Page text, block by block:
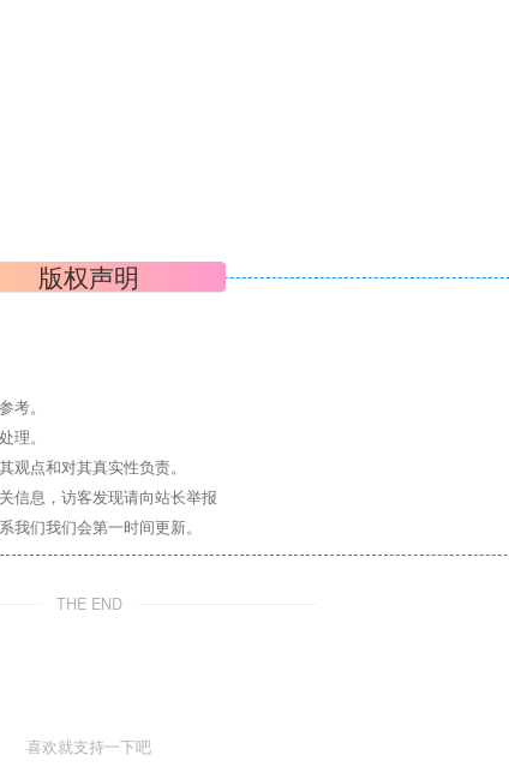
版权声明
考。
理。
点和对其真实性负责。
信息，访客发现请向站长举报
们我们会第一时间更新。
THE END
喜欢就支持一下吧